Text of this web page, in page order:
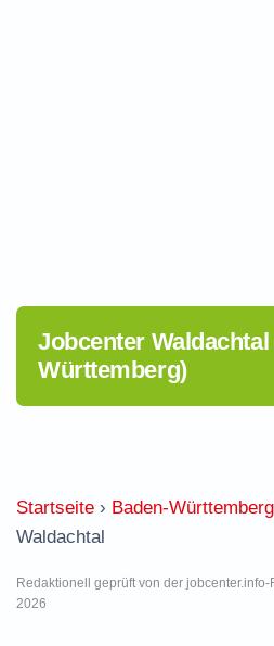
Jobcenter Waldachtal
Württemberg)
Startseite › Baden-Württemberg
Waldachtal
Redaktionell geprüft von der
2026